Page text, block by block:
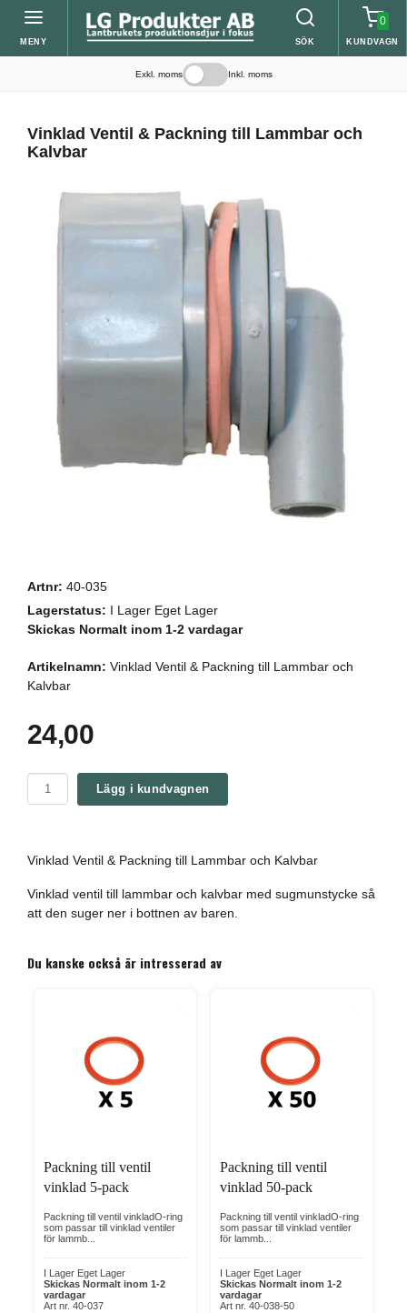
MENY SÖK
0
KUNDVAGN
Exkl. moms Inkl. moms
Vinklad Ventil & Packning till Lammbar och
Kalvbar
Artnr: 40-035
Lagerstatus: I Lager Eget Lager
Skickas Normalt inom 1-2 vardagar
Artikelnamn: Vinklad Ventil & Packning till Lammbar och
Kalvbar
24,00
Lägg i kundvagnen
Vinklad Ventil & Packning till Lammbar och Kalvbar
Vinklad ventil till lammbar och kalvbar med sugmunstycke så
att den suger ner i bottnen av baren.
Du kanske också är intresserad av
Packning till ventil
vinklad 5-pack
Packning till ventil vinkladO-ring
som passar till vinklad ventiler
för lammb...
I Lager Eget Lager
Skickas Normalt inom 1-2
vardagar
Art nr. 40-037
Packning till ventil
vinklad 50-pack
Packning till ventil vinkladO-ring
som passar till vinklad ventiler
för lammb...
I Lager Eget Lager
Skickas Normalt inom 1-2
vardagar
Art nr. 40-038-50